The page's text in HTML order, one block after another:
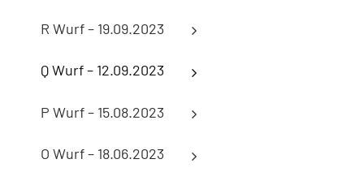
R Wurf – 19.09.2023
Q Wurf – 12.09.2023
P Wurf – 15.08.2023
O Wurf – 18.06.2023